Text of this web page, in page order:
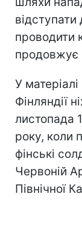
проводити
продовжує
У
Фінляндії
листопада
року, коли
фінські
Червоній
Північної